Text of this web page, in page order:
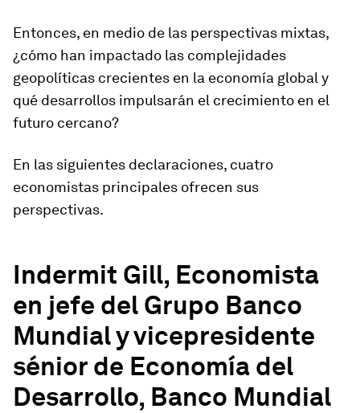
Entonces, en medio de las perspectivas mixtas,
¿cómo han impactado las complejidades
geopolíticas crecientes en la economía global y
qué desarrollos impulsarán el crecimiento en el
futuro cercano?
En las siguientes declaraciones, cuatro
economistas principales ofrecen sus
perspectivas.
Indermit Gill, Economista
en jefe del Grupo Banco
Mundial y vicepresidente
sénior de Economía del
Desarrollo, Banco Mundial